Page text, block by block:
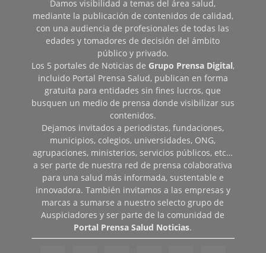
Damos visibilidad a temas del área salud,
mediante la publicación de contenidos de calidad,
con una audiencia de profesionales de todas las
edades y tomadores de decisión del ámbito
público y privado.
Los 5 portales de Noticias de Grupo Prensa Digital,
incluido Portal Prensa Salud, publican en forma
gratuita para entidades sin fines lucros, que
busquen un medio de prensa donde visibilizar sus
contenidos.
Dejamos invitados a periodistas, fundaciones,
municipios, colegios, universidades, ONG,
agrupaciones, ministerios, servicios públicos, etc…
a ser parte de nuestra red de prensa colaborativa
para una salud más informada, sustentable e
innovadora. También invitamos a las empresas y
marcas a sumarse a nuestro selecto grupo de
Auspiciadores y ser parte de la comunidad de
Portal Prensa Salud Noticias.